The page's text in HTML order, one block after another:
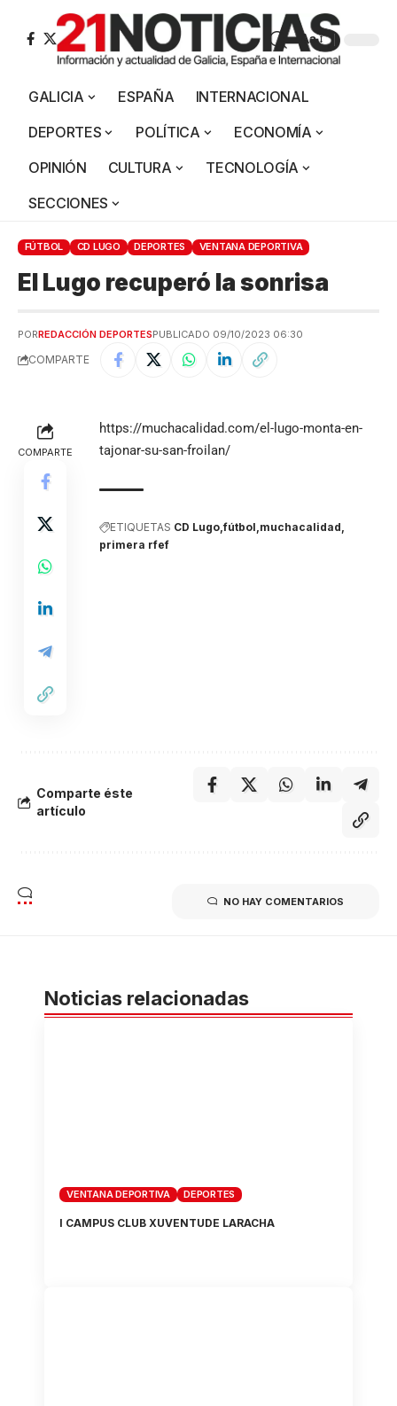
Aa
GALICIA ESPAÑA
INTERNACIONAL
DEPORTES
POLÍTICA
ECONOMÍA
OPINIÓN
CULTURA
TECNOLOGÍA
SECCIONES
FÚTBOL CD LUGO DEPORTES VENTANA DEPORTIVA
El Lugo recuperó la sonrisa
PORREDACCIÓN DEPORTESPUBLICADO 09/10/2023 06:30
COMPARTE
COMPARTE
https://muchacalidad.com/el-lugo-monta-en-
tajonar-su-san-froilan/
ETIQUETAS CD Lugo fútbol muchacalidad
primera rfef
Comparte éste
artículo
NO HAY COMENTARIOS
Noticias relacionadas
VENTANA DEPORTIVA DEPORTES
I CAMPUS CLUB XUVENTUDE LARACHA